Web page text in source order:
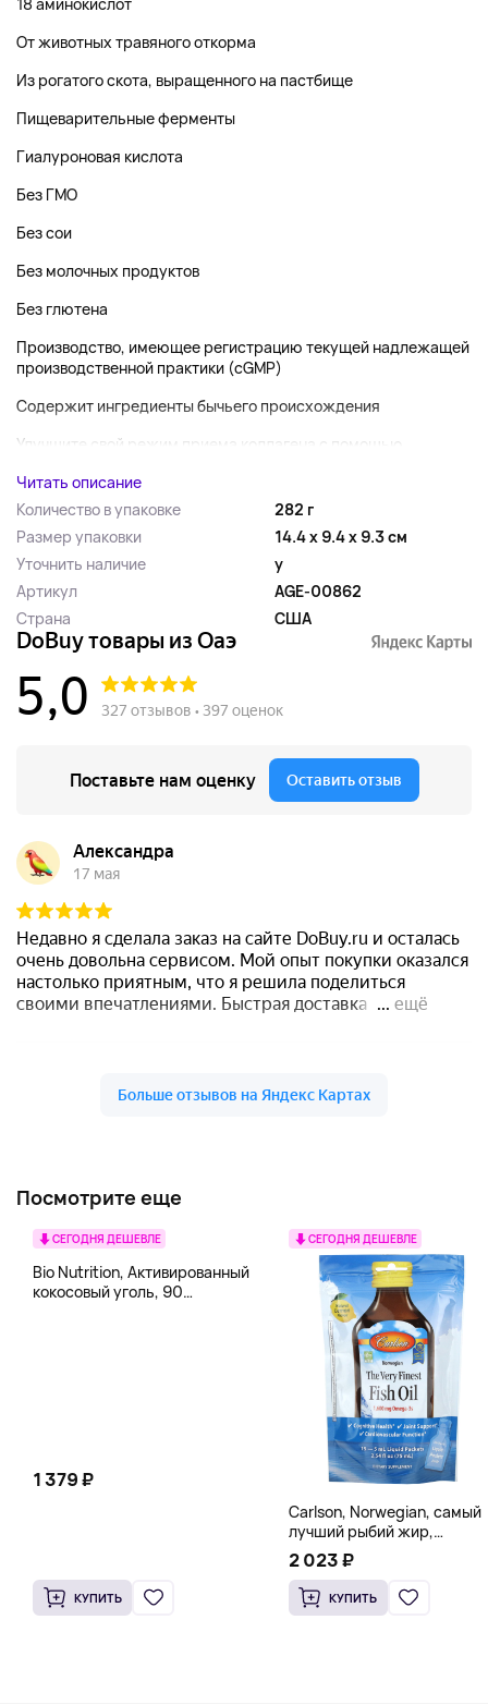
От животных травяного откорма
Из рогатого скота, выращенного на пастбище
Пищеварительные ферменты
Гиалуроновая кислота
Без ГМО
Без сои
Без молочных продуктов
Без глютена
Производство, имеющее регистрацию текущей надлежащей
производственной практики (cGMP)
Содержит ингредиенты бычьего происхождения
Улучшите свой режим приема коллагена с помощью...
Читать описание
Количество в упаковке
282 г
Размер упаковки
14.4 x 9.4 x 9.3 см
Уточнить наличие
y
Артикул
AGE-00862
Страна
США
Посмотрите еще
СЕГОДНЯ ДЕШЕВЛЕ
Bio Nutrition, Активированный
кокосовый уголь, 90
1 379 ₽
КУПИТЬ
СЕГОДНЯ ДЕШЕВЛЕ
Carlson, Norwegian, самый
лучший рыбий жир,
натуральный лимон, 15
пакетиков (5 мл) каждый
2 023 ₽
КУПИТЬ